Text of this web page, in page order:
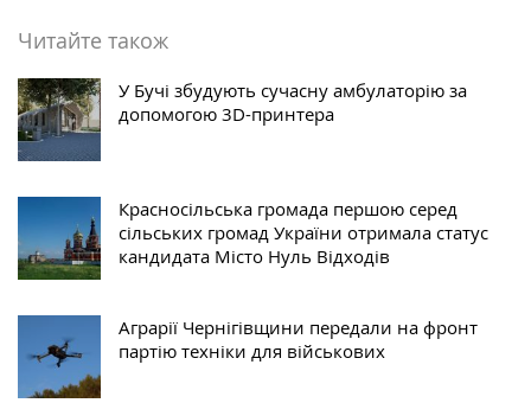
Читайте також
У Бучі збудують сучасну амбулаторію за
допомогою 3D-принтера
Красносільська громада першою серед
сільських громад України отримала статус
кандидата Місто Нуль Відходів
Аграрії Чернігівщини передали на фронт
партію техніки для військових